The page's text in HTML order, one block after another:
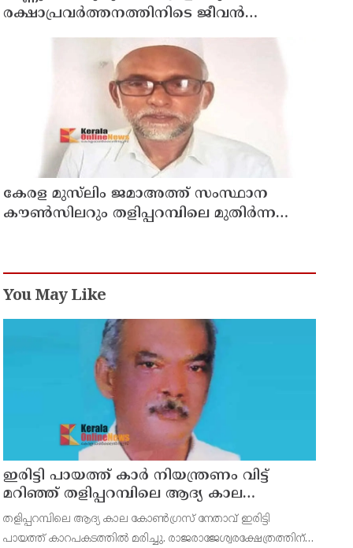
രക്ഷാപ്രവർത്തനത്തിനിടെ ജീവൻ
നഷ്ടപ്പെട്ട ആർ. രാജേഷിൻ്റെ ഭൗതിക
ശരീരത്തോട് അനാദരവ് കാണിച്ചതായി
കേരള മുസ്‌ലിം ജമാഅത്ത് സംസ്ഥാന
കൗൺസിലറും തളിപ്പറമ്പിലെ മുതിർന്ന
You May Like
ഇരിട്ടി പായത്ത് കാർ നിയന്ത്രണം വിട്ട്
മറിഞ്ഞ് തളിപ്പറമ്പിലെ ആദ്യ കാല
കോണ്‍ഗ്രസ് നേതാവ് മരിച്ചു
തളിപ്പറമ്പിലെ ആദ്യ കാല കോണ്‍ഗ്രസ് നേതാവ് ഇരിട്ടി
പായത്ത് കാറപകടത്തില്‍ മരിച്ചു. രാജരാജേശ്വരക്ഷേത്രത്തിന്